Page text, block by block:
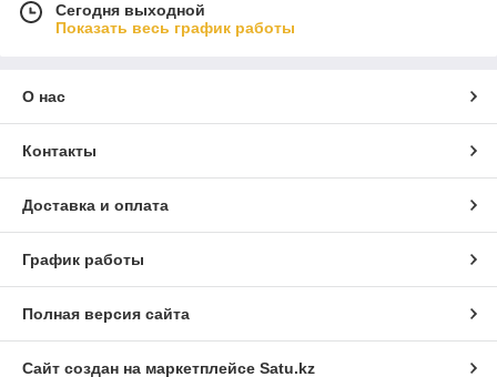
Сегодня выходной
Показать весь график работы
О нас
Контакты
Доставка и оплата
График работы
Полная версия сайта
Сайт создан на маркетплейсе Satu.kz